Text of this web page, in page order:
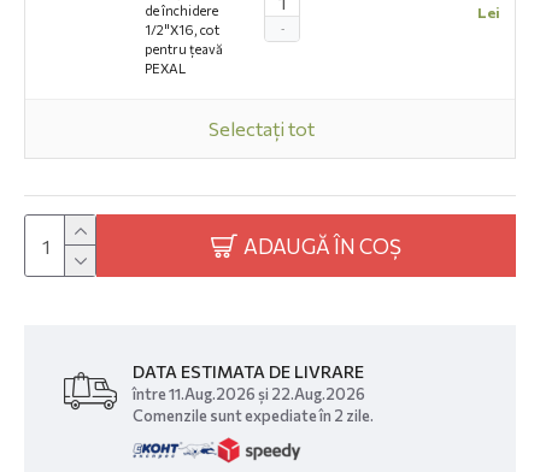
de închidere
1/2"X16, cot
pentru țeavă
PEXAL
-
Lei
Selectați tot
ADAUGĂ ÎN COȘ
DATA ESTIMATA DE LIVRARE
între 11.Aug.2026 și 22.Aug.2026
Comenzile sunt expediate în 2 zile.